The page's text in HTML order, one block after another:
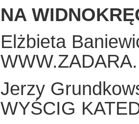
NA
Elżbieta
Jerzy
WYŚCIG